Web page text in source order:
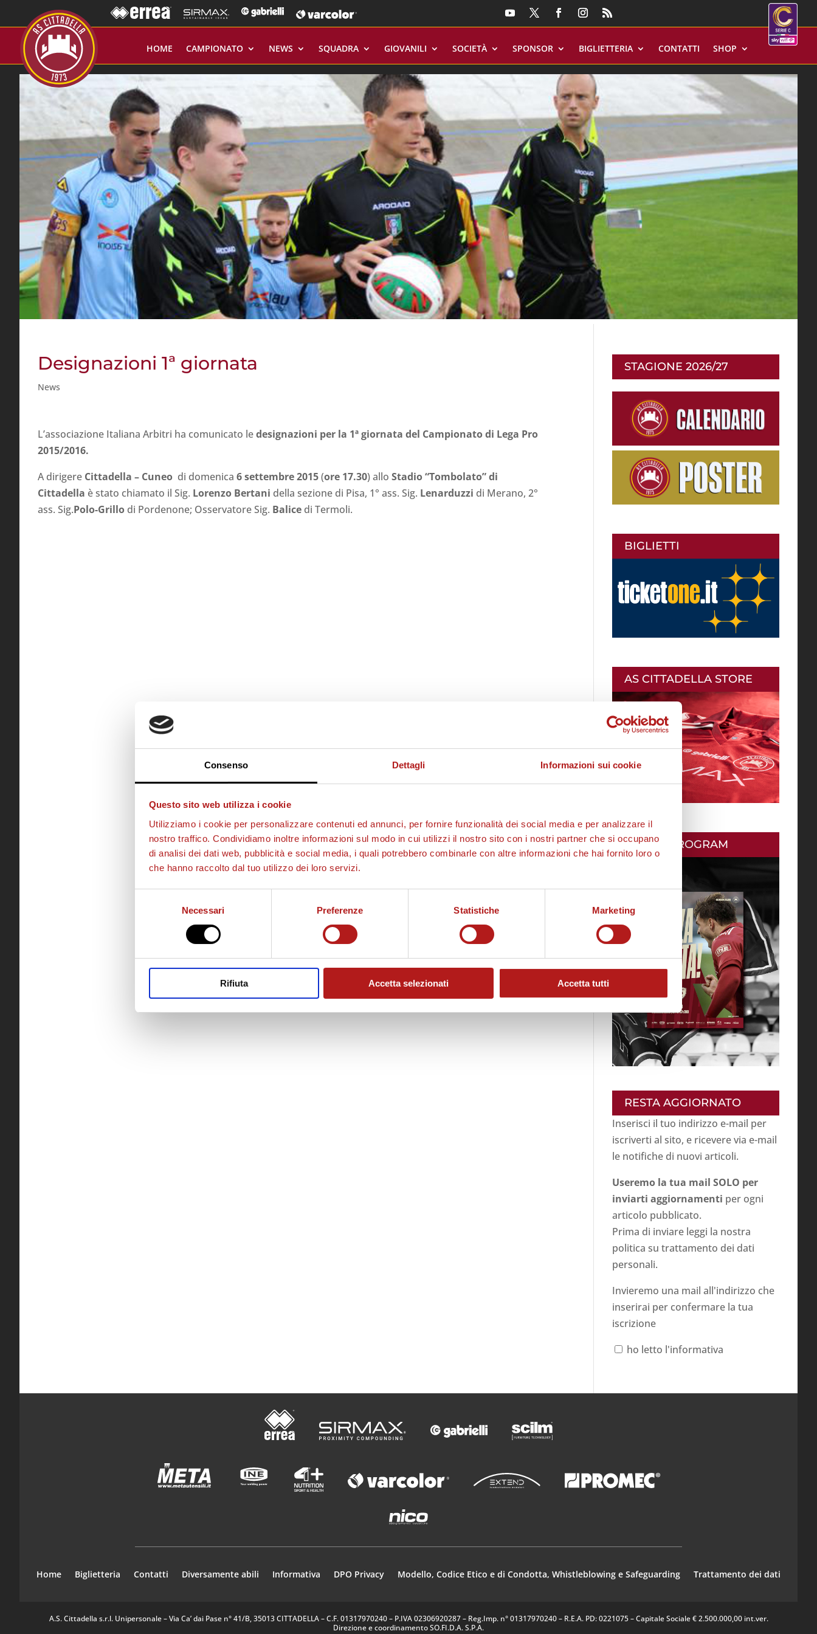
Consenso Dettagli Informazioni sui cookie
Questo sito web utilizza i cookie
Utilizziamo i cookie per personalizzare contenuti ed annunci, per fornire funzionalità dei social media e per analizzare il
nostro traffico. Condividiamo inoltre informazioni sul modo in cui utilizzi il nostro sito con i nostri partner che si occupano
di analisi dei dati web, pubblicità e social media, i quali potrebbero combinarle con altre informazioni che hai fornito loro o
che hanno raccolto dal tuo utilizzo dei loro servizi.
Necessari Preferenze Statistiche Marketing
Rifiuta Accetta selezionati Accetta tutti
HOME CAMPIONATO NEWS SQUADRA GIOVANILI SOCIETÀ SPONSOR BIGLIETTERIA CONTATTI SHOP
Designazioni 1ª giornata
News
L’associazione Italiana Arbitri ha comunicato ledesignazioni per la 1ª giornata del Campionato di Lega Pro
2015/2016.
A dirigere Cittadella – Cuneo di domenica 6 settembre 2015(ore 17.30) allo Stadio “Tombolato” di
Cittadella è stato chiamato il Sig. Lorenzo Bertani della sezione di Pisa, 1° ass. Sig. Lenarduzzi di Merano, 2°
ass. Sig.Polo-Grillo di Pordenone; Osservatore Sig. Balice di Termoli.
STAGIONE 2026/27
BIGLIETTI
AS CITTADELLA STORE
MATCH PROGRAM
RESTA AGGIORNATO
Inserisci il tuo indirizzo e-mail per
iscriverti al sito, e ricevere via e-mail
le notifiche di nuovi articoli.
Useremo la tua mail SOLO per
inviarti aggiornamenti per ogni
articolo pubblicato.
Prima di inviare leggi la nostra
politica su trattamento dei dati
personali.
Invieremo una mail all'indirizzo che
inserirai per confermare la tua
iscrizione
ho letto l'informativa
Home Biglietteria Contatti Diversamente abili Informativa DPO Privacy Modello, Codice Etico e di Condotta, Whistleblowing e Safeguarding Trattamento dei dati
A.S. Cittadella s.r.l. Unipersonale – Via Ca’ dai Pase n° 41/B, 35013 CITTADELLA – C.F. 01317970240 – P.IVA 02306920287 – Reg.Imp. n° 01317970240 – R.E.A. PD: 0221075 – Capitale Sociale € 2.500.000,00 int.ver.
Direzione e coordinamento SO.FI.D.A. S.P.A.